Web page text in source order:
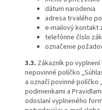
dátum narodenia
adresa trvalého
e-mailový kontakt
telefónne číslo
označenie
3.3. Zákazník po
nepovinné políčko
a označí povinné políčko
podmienkami a
odoslaní vyplneného